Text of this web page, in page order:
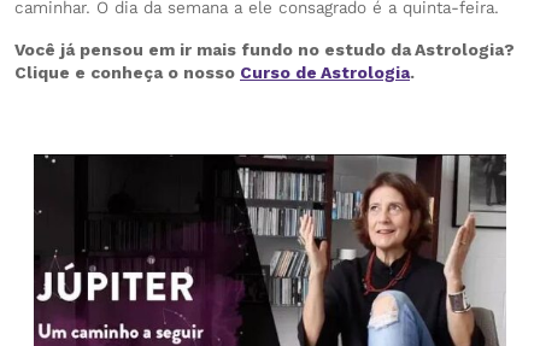
caminhar. O dia da semana a ele consagrado é a quinta-feira.
Você já pensou em ir mais fundo no estudo da Astrologia?
Clique e conheça o nosso Curso de Astrologia.